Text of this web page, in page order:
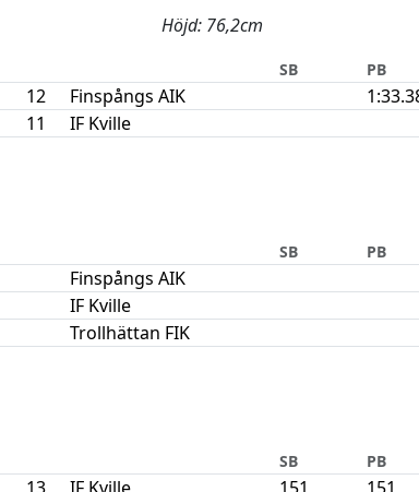
Höjd: 76,2cm
SB PB
12 Finspångs AIK
11 IF Kville
SB PB
Finspångs AIK
IF Kville
Trollhättan FIK
SB PB